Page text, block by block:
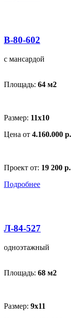
В-80-602
с мансардой
Площадь: 64 м2
Размер: 11х10
Цена от 4.160.000 р.
Проект от: 19 200 р.
Подробнее
Л-84-527
одноэтажный
Площадь: 68 м2
Размер: 9х11